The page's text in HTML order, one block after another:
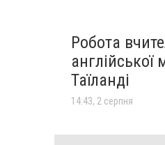
Робота
англійської
Таїланді
14:43, 2 серпня